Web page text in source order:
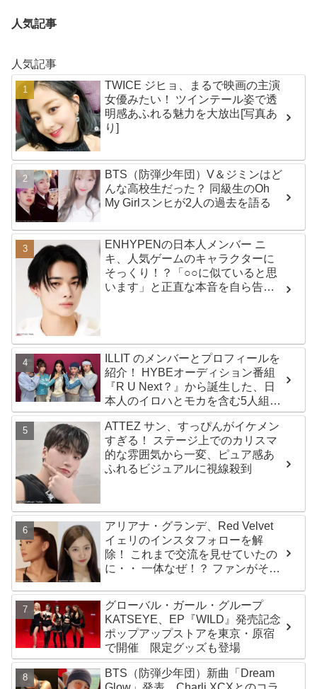
人気記事
人気記事
TWICE ジヒョ、まるで映画の主演
女優みたい！ ツインテール姿で透
明感あふれる魅力を大放出[写真あ
り]
BTS（防弾少年団）V＆ジミンはど
んな高校生だった？ 同級生のOh
My Girlスンヒが2人の過去を語る
ENHYPENの日本人メンバー ニ
キ、人気ゲームのキャラクターに
そっくり！？「○○に似ていると思
います」と正直な本音を自ら告
ILLIT のメンバーとプロフィールを
紹介！ HYBEオーディション番組
『R U Next？』から誕生した、日
本人のイロハとモカを含む5人組ガ
ールズグループ！ デビュー曲
「Magnetic」がいきなりの大ヒッ
ト
ATTEZ サン、すっぴんがイケメン
すぎる！ ステージ上でのカリスマ
的な雰囲気から一変、ピュア感あ
ふれるビジュアルに視線殺到
アリアナ・グランデ、Red Velvet
イェリのインスタフォローを解
除！ これまで交流を見せていたの
に・・ 一体なぜ！？ ファンがその
グローバル・ガール・グループ
KATSEYE、EP『WILD』発売記念
ポップアップストアを東京・原宿
で開催 限定グッズも登場
BTS（防弾少年団）新曲「Dream